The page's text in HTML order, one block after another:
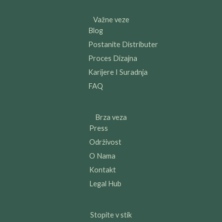
Važne veze
Blog
Postanite Distributer
Proces Dizajna
Karijere I Suradnja
FAQ
Brza veza
Press
Održivost
O Nama
Kontakt
Legal Hub
Stopite v stik